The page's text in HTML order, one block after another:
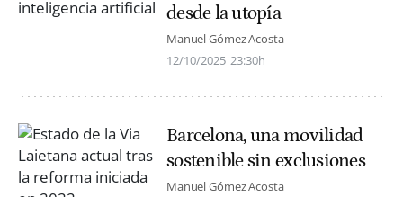
desde la utopía
Manuel Gómez Acosta
12/10/2025 23:30h
Barcelona, una movilidad
sostenible sin exclusiones
Manuel Gómez Acosta